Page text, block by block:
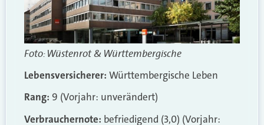
Foto: Wüstenrot & Württembergische
Lebensversicherer: Württembergische Leben
Rang: 9 (Vorjahr: unverändert)
Verbrauchernote: befriedigend (3,0) (Vorjahr: